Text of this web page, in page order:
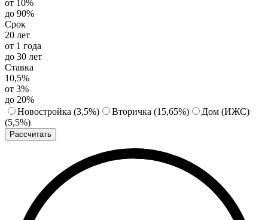
от 10%
до 90%
Срок
20 лет
от 1 года
до 30 лет
Ставка
10,5%
от 3%
до 20%
Новостройка (3,5%) Вторичка (15,65%)
Дом (ИЖС)
(5,5%)
Рассчитать